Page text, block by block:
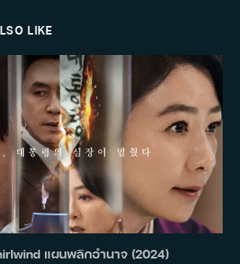
LIKE
แผนพลิกอำนาจ (2024)